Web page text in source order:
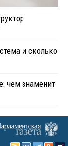
и сколько
чем знаменит